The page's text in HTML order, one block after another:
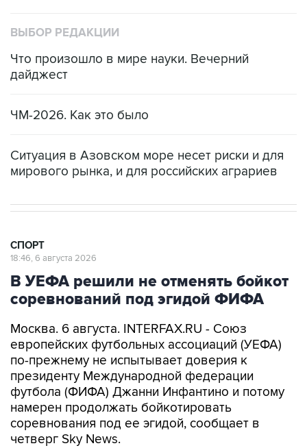
ВЫБОР РЕДАКЦИИ
Что произошло в мире науки. Вечерний
дайджест
ЧМ-2026. Как это было
Ситуация в Азовском море несет риски и для
мирового рынка, и для российских аграриев
СПОРТ
18:46, 6 августа 2026
В УЕФА решили не отменять бойкот
соревнований под эгидой ФИФА
Москва. 6 августа. INTERFAX.RU - Союз
европейских футбольных ассоциаций (УЕФА)
по-прежнему не испытывает доверия к
президенту Международной федерации
футбола (ФИФА) Джанни Инфантино и потому
намерен продолжать бойкотировать
соревнования под ее эгидой, сообщает в
четверг Sky News.